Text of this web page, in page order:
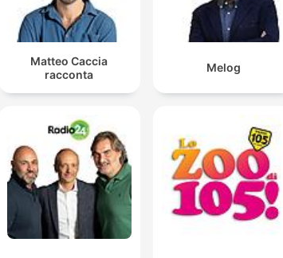
Matteo Caccia
racconta
Melog